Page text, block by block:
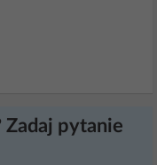
Zadaj pytanie